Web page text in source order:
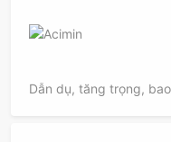
Dẫn dụ, tăng trọng,